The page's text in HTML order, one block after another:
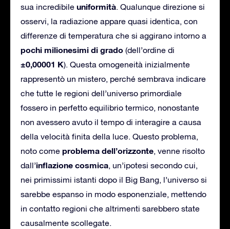
sua incredibile uniformità. Qualunque direzione si
osservi, la radiazione appare quasi identica, con
differenze di temperatura che si aggirano intorno a
pochi milionesimi di grado (dell’ordine di
±0,00001 K). Questa omogeneità inizialmente
rappresentò un mistero, perché sembrava indicare
che tutte le regioni dell’universo primordiale
fossero in perfetto equilibrio termico, nonostante
non avessero avuto il tempo di interagire a causa
della velocità finita della luce. Questo problema,
noto come problema dell’orizzonte, venne risolto
dall’inflazione cosmica, un’ipotesi secondo cui,
nei primissimi istanti dopo il Big Bang, l’universo si
sarebbe espanso in modo esponenziale, mettendo
in contatto regioni che altrimenti sarebbero state
causalmente scollegate.